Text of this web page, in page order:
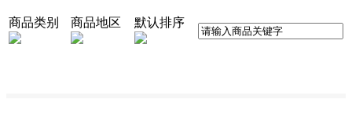
商品类别 商品地区 默认排序